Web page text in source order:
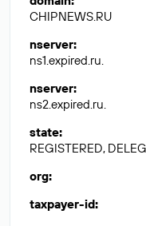
CHIPNEWS.RU
nserver:
ns1.expired.ru.
nserver:
ns2.expired.ru.
state:
REGISTERED,
org:
taxpayer-id: